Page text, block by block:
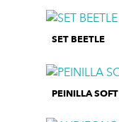
SET BEETLE
PEINILLA SOFT